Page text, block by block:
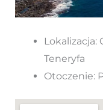
Lokalizacja:
Teneryfa
Otoczenie: